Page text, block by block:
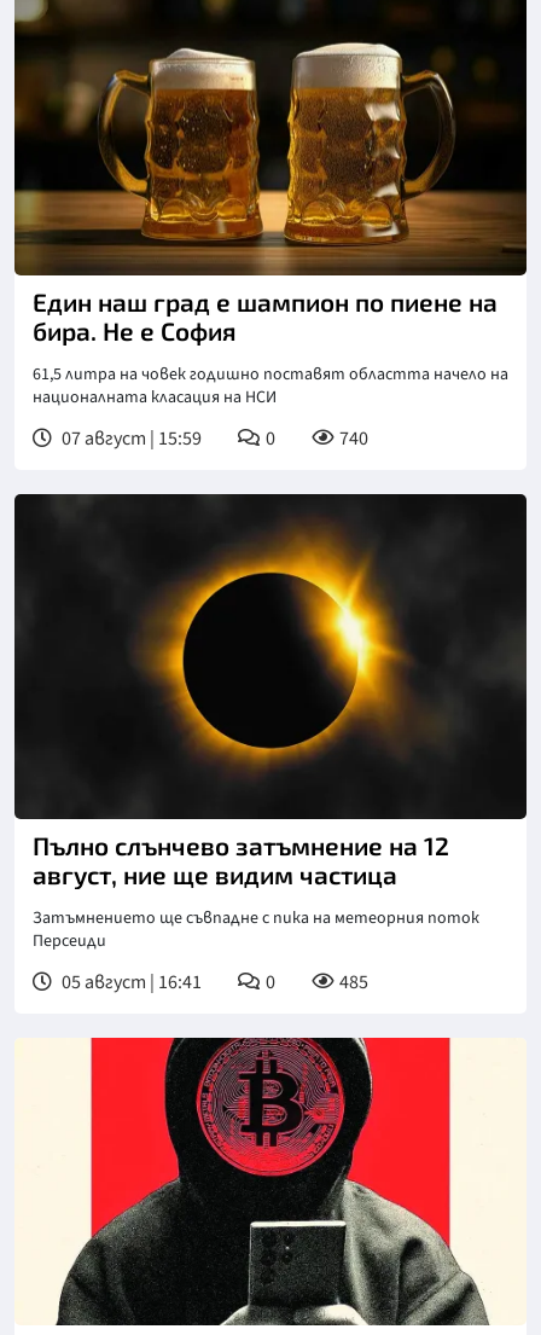
Снимка: goggle
Един наш град е шампион по пиене на
бира. Не е София
61,5 литра на човек годишно поставят областта начело на
националната класация на НСИ
07 август | 15:59 0 740
Пълно слънчево затъмнение на 12
август, ние ще видим частица
Затъмнението ще съвпадне с пика на метеорния поток
Персеиди
05 август | 16:41 0 485